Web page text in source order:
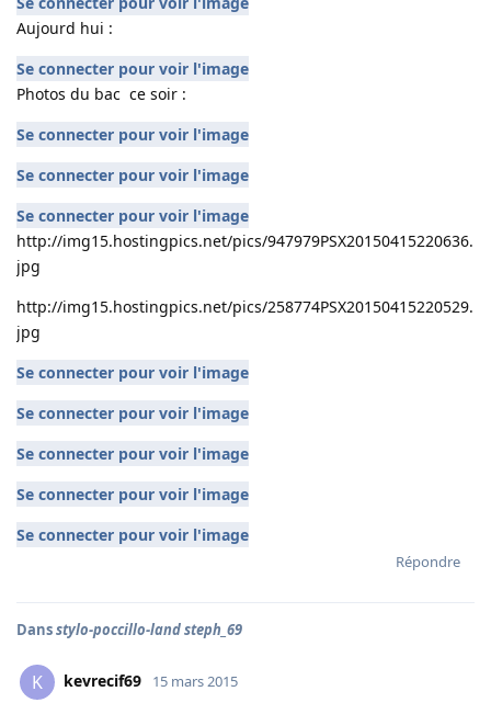
Aujourd hui :
Se connecter pour voir l'image
Photos du bac ce soir :
Se connecter pour voir l'image
Se connecter pour voir l'image
Se connecter pour voir l'image
http://img15.hostingpics.net/pics/947979PSX20150415220636.
jpg
http://img15.hostingpics.net/pics/258774PSX20150415220529.
jpg
Se connecter pour voir l'image
Se connecter pour voir l'image
Se connecter pour voir l'image
Se connecter pour voir l'image
Se connecter pour voir l'image
Répondre
Dansstylo-poccillo-land steph_69
K kevrecif69 15 mars 2015